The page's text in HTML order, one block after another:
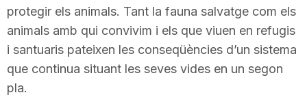
g
protegir els animals. Tant la fauna salvatge com els
animals amb qui convivim i els que viuen en refugis
i santuaris pateixen les conseqüències d’un sistema
que continua situant les seves vides en un segon
pla.